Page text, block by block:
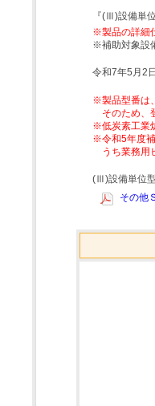
『(Ⅲ)設備単
※製品の詳細
※補助対象設
令和7年5月2
※製品型番は
そのため、
※低炭素工業
※令和5年度
うち業務用
(Ⅲ)設備単位
その他